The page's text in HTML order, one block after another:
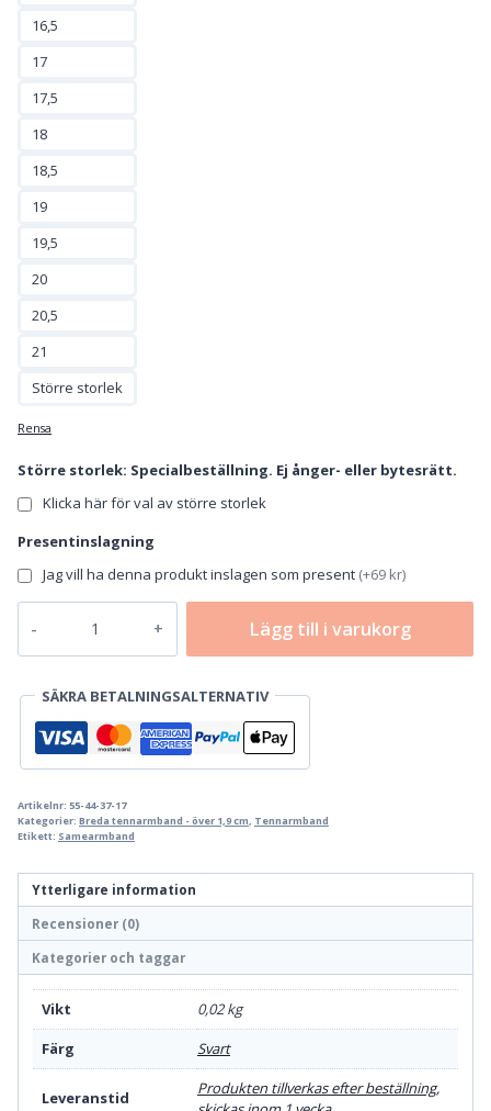
16,5
17
17,5
18
18,5
19
19,5
20
20,5
21
Större storlek
Rensa
Större storlek: Specialbeställning. Ej ånger- eller bytesrätt.
Klicka här för val av större storlek
Presentinslagning
Jag vill ha denna produkt inslagen som present (+69 kr)
Kebnekaise
mängd
Lägg till i varukorg
SÄKRA BETALNINGSALTERNATIV
Artikelnr: 55-44-37-17
Kategorier: Breda tennarmband - över 1,9 cm Tennarmband
Etikett: Samearmband
Ytterligare information
Recensioner (0)
Kategorier och taggar
Vikt
0,02 kg
Färg
Svart
Leveranstid
Produkten tillverkas efter beställning,